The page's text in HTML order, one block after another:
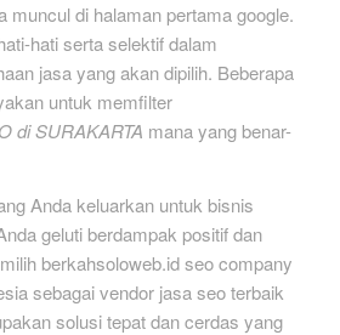
muncul di halaman pertama google.
hati serta selektif dalam
jasa yang akan dipilih. Beberapa
untuk memfilter
di SURAKARTA mana yang benar-
Anda keluarkan untuk bisnis
geluti berdampak positif dan
berkahsoloweb.id seo company
sebagai vendor jasa seo terbaik
solusi tepat dan cerdas yang